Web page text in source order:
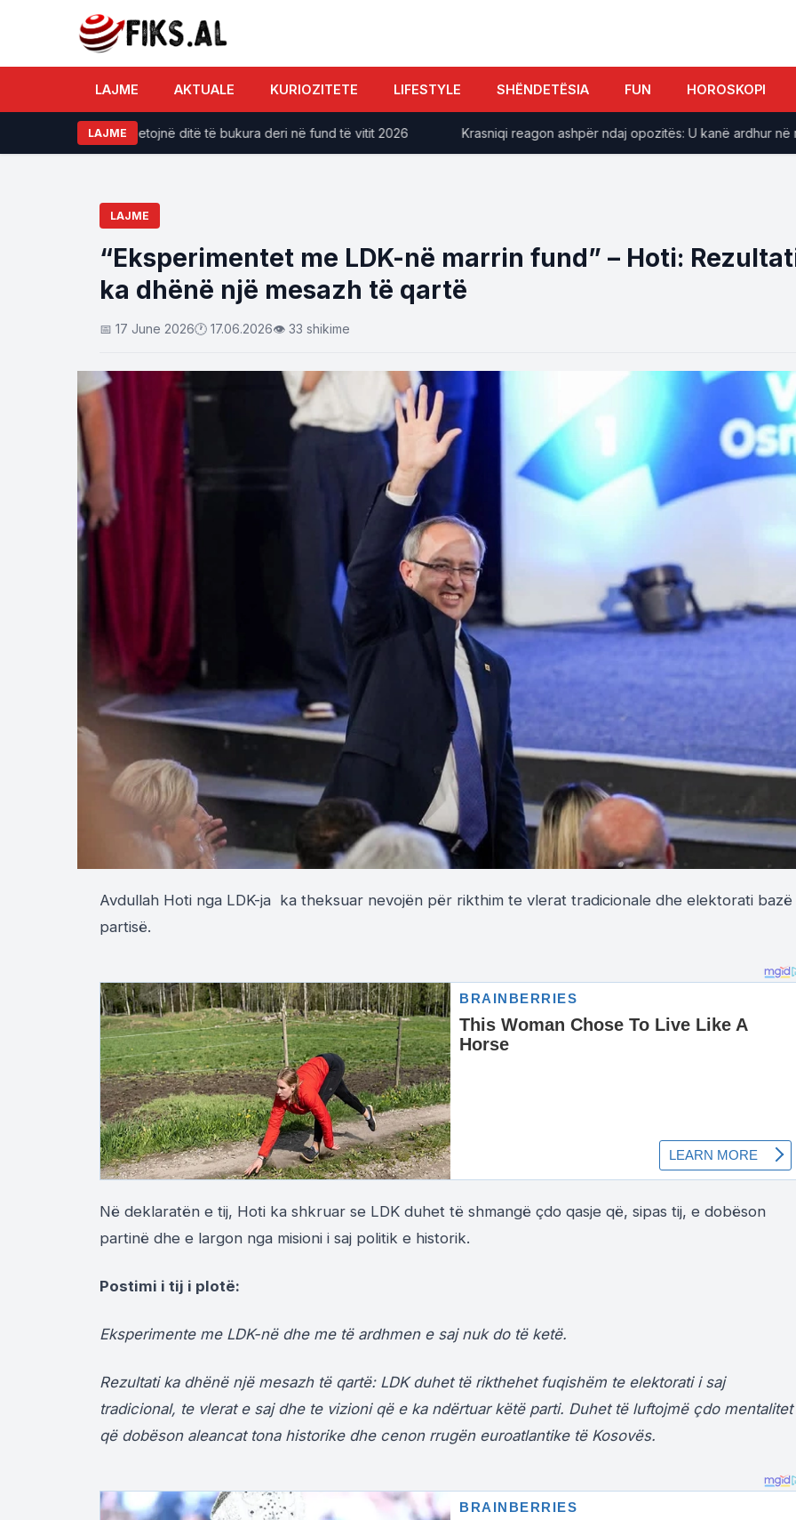
LAJME AKTUALE KURIOZITETE LIFESTYLE SHËNDETËSIA FUN HOROSKOPI
LAJME
do të përjetojnë ditë të bukura deri në fund të vitit 2026 ​Krasniqi reagon ashpër ndaj opozitës: U kanë ardhur në
LAJME
“Eksperimentet me LDK-në marrin fund” – Hoti:
ka dhënë një mesazh të qartë
📅 17 June 2026🕐 17.06.2026👁 33 shikime
Avdullah Hoti nga LDK-ja ka theksuar nevojën për rikthim te vlerat tradicionale dhe elektorati bazë
partisë.
Në deklaratën e tij, Hoti ka shkruar se LDK duhet të shmangë çdo qasje që, sipas tij, e dobëson
partinë dhe e largon nga misioni i saj politik e historik.
Postimi i tij i plotë:
Eksperimente me LDK-në dhe me të ardhmen e saj nuk do të ketë.
Rezultati ka dhënë një mesazh të qartë: LDK duhet të rikthehet fuqishëm te elektorati i saj
tradicional, te vlerat e saj dhe te vizioni që e ka ndërtuar këtë parti. Duhet të luftojmë çdo mentalitet
që dobëson aleancat tona historike dhe cenon rrugën euroatlantike të Kosovës.